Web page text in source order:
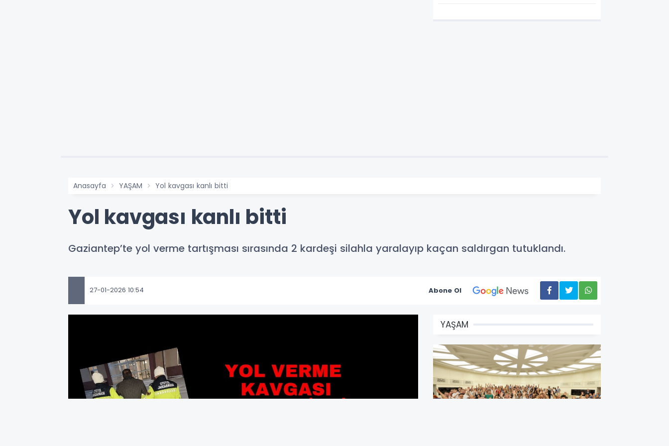
Anasayfa YAŞAM Yol kavgası kanlı bitti
Yol kavgası kanlı bitti
Gaziantep’te yol verme tartışması sırasında 2 kardeşi silahla yaralayıp kaçan saldırgan tutuklandı.
27-01-2026 10:54 Abone Ol
YAŞAM